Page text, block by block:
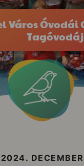
Város Óvodái
2024.